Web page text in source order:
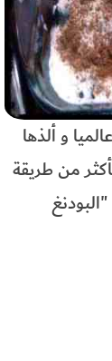
و ألذها
من طريقة